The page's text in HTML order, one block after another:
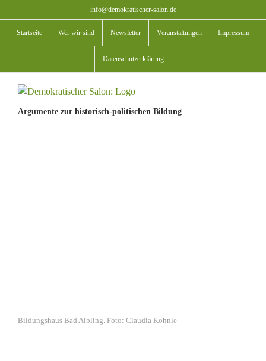
Inhalt
springen
info@demokratischer-salon.de
Startseite Wer wir sind Newsletter Veranstaltungen Impressum
Datenschutzerklärung
Argumente zur historisch-politischen Bildung
Bildungshaus Bad Aibling. Foto: Claudia Kohnle